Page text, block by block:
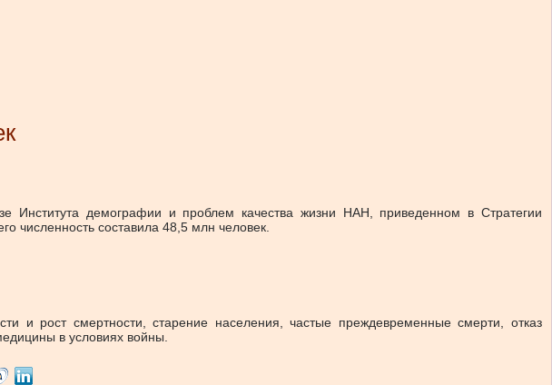
Института демографии и проблем качества жизни НАН, приведенном в Стратегии
численность составила 48,5 млн человек.
и рост смертности, старение населения, частые преждевременные смерти, отказ
в условиях войны.